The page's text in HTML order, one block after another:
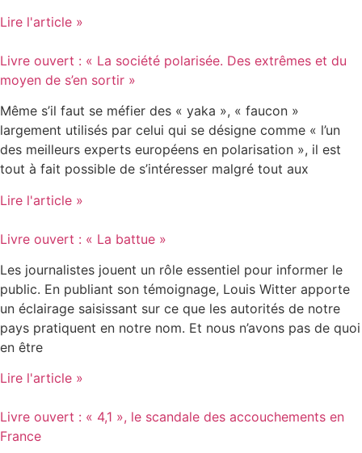
Lire l'article »
Livre ouvert : « La société polarisée. Des extrêmes et du
moyen de s’en sortir »
Même s’il faut se méfier des « yaka », « faucon »
largement utilisés par celui qui se désigne comme « l’un
des meilleurs experts européens en polarisation », il est
tout à fait possible de s’intéresser malgré tout aux
Lire l'article »
Livre ouvert : « La battue »
Les journalistes jouent un rôle essentiel pour informer le
public. En publiant son témoignage, Louis Witter apporte
un éclairage saisissant sur ce que les autorités de notre
pays pratiquent en notre nom. Et nous n’avons pas de quoi
en être
Lire l'article »
Livre ouvert : « 4,1 », le scandale des accouchements en
France